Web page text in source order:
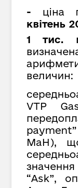
- ціна
квітень
1 тис.
величин:
VTP
MaH),
“Ask”,